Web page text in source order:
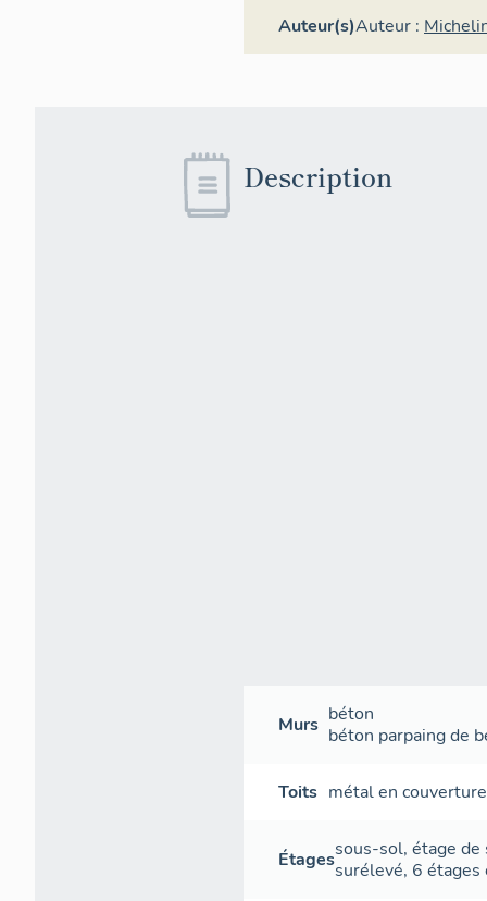
Auteur(s)Auteur :
Description
Murs béton
béton parpaing de
Toits métal en couverture
Étagessous-sol, étage de
surélevé, 6 étages